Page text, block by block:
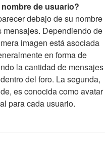
de usuario?
debajo de su nombre
Dependiendo de
imagen está asociada
en forma de
la cantidad de mensajes
del foro. La segunda,
es conocida como avatar
para cada usuario.